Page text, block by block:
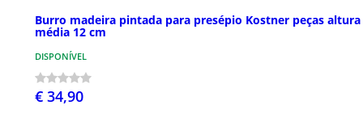
Burro madeira pintada para presépio Kostner peças altura
média 12 cm
DISPONÍVEL
€ 34,90